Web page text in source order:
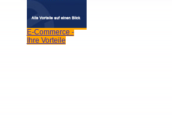
E-Commerce -
Ihre Vorteile